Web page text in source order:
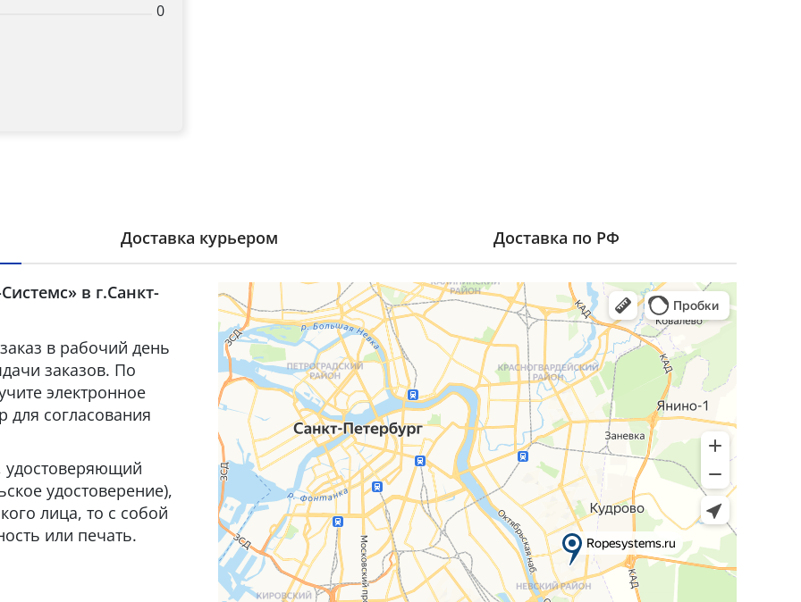
0
Доставка курьером Доставка по РФ
в г.Санкт-
в рабочий день
заказов. По
электронное
согласования
удостоверяющий
удостоверение),
лица, то с собой
или печать.